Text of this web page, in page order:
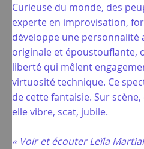
Curieuse du monde, des
experte en improvisation,
développe une personnalité
originale et époustouflante,
liberté qui mêlent
virtuosité technique. Ce
de cette fantaisie. Sur
elle vibre, scat, jubile.
« Voir et écouter Leïla